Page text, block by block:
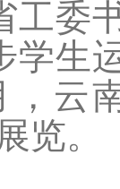
工委
学生
，云
览。